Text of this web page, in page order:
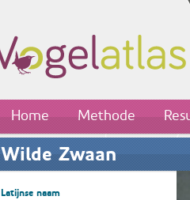
Home Methode
Wilde Zwaan
Latijnse naam